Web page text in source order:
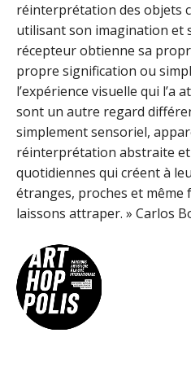
réinterprétation des objets
utilisant son imagination et
récepteur obtienne sa
propre signification ou
l’expérience visuelle qui l’a
sont un autre regard
simplement sensoriel,
réinterprétation abstraite
quotidiennes qui créent à
étranges, proches et même
laissons attraper. » Carlos